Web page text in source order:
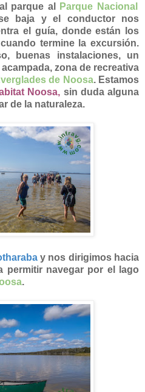
parque al
Parque Nacional
baja y el conductor nos
el guía, donde están los
termine la excursión.
buenas instalaciones, un
zona de recreativa
de Noosa. Estamos
Noosa, sin duda alguna
de la naturaleza.
y nos dirigimos hacia
permitir navegar por el lago
.